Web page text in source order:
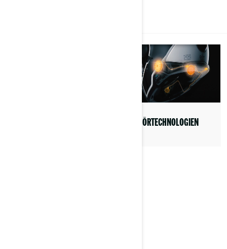
ZUBEHÖRTECHNOLOGIEN